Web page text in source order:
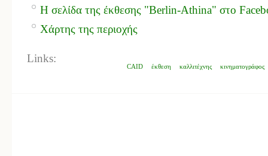
Η σελίδα της έκθεσης "Berlin-Athina" στο
Χάρτης της περιοχής
CAID έκθεση καλλιτέχνης κινηματογράφος
Links: